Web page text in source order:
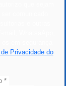
Privacidade do